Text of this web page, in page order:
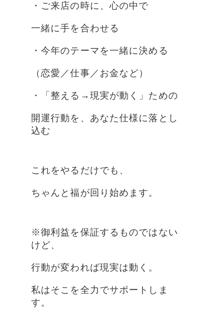
・ご来店の時に、心の中で
一緒に手を合わせる
・今年のテーマを一緒に決める
（恋愛／仕事／お金など）
・「整える→現実が動く」ための
開運行動を、あなた仕様に落とし
込む
これをやるだけでも、
ちゃんと福が回り始めます。
※御利益を保証するものではない
けど、
行動が変われば現実は動く。
私はそこを全力でサポートしま
す。